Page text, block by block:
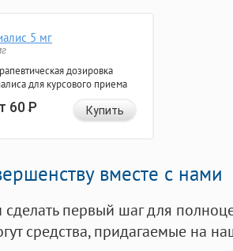
5 мг
дозировка
для курсового приема
60Р Купить
вместе с нами
первый шаг для
средства, придагаемые на